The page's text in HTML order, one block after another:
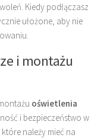
Kiedy podłączasz
ułożone, aby nie
i montażu
oświetlenia
i bezpieczeństwo w
należy mieć na